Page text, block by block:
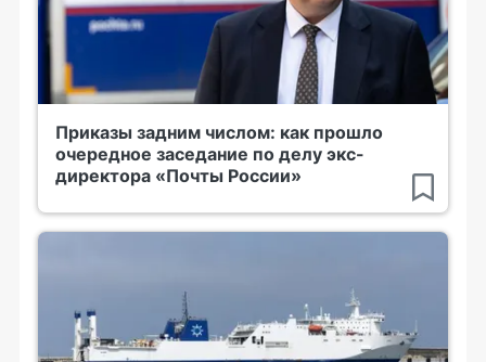
Приказы задним числом: как прошло
очередное заседание по делу экс-
директора «Почты России»